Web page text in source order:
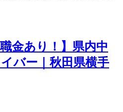
金あり！】県内中
バー｜秋田県横手